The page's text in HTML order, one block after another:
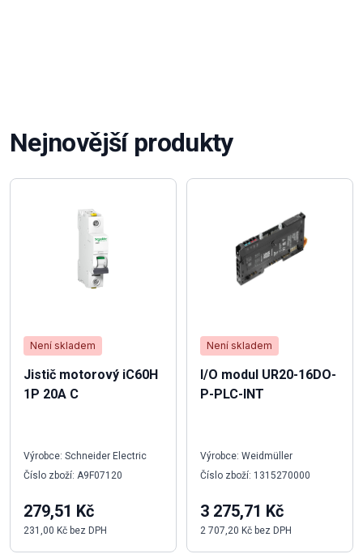
Nejnovější produkty
Není skladem
Jistič motorový iC60H
1P 20A C
Výrobce: Schneider Electric
Číslo zboží: A9F07120
279,51 Kč
231,00 Kč bez DPH
Není skladem
I/O modul UR20-16DO-
P-PLC-INT
Výrobce: Weidmüller
Číslo zboží: 1315270000
3 275,71 Kč
2 707,20 Kč bez DPH